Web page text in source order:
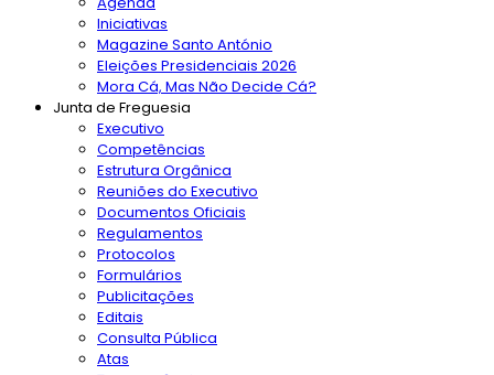
Iniciativas
Magazine Santo António
Eleições Presidenciais 2026
Mora Cá, Mas Não Decide Cá?
Junta de Freguesia
Executivo
Competências
Estrutura Orgânica
Reuniões do Executivo
Documentos Oficiais
Regulamentos
Protocolos
Formulários
Publicitações
Editais
Consulta Pública
Atas